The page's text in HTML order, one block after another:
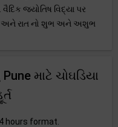
જ્યોતિષ વિદ્યા પર
અને રાત નો શુભ અને અશુભ
માટે ચોઘડિયા
hours format.